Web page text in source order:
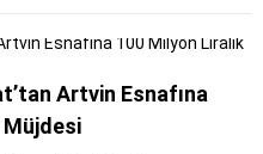
Artvin Esnafına
Müjdesi